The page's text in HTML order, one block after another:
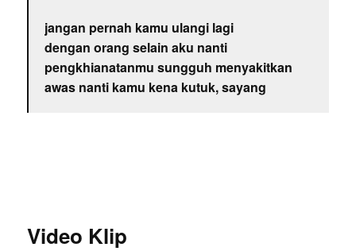
jangan pernah kamu ulangi lagi
dengan orang selain aku nanti
pengkhianatanmu sungguh menyakitkan
awas nanti kamu kena kutuk, sayang
Video Klip